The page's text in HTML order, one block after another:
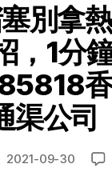
別拿
，1分
渠公司
2021-09-30